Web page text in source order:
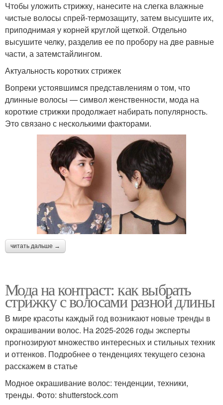
Чтобы уложить стрижку, нанесите на слегка влажные
чистые волосы спрей-термозащиту, затем высушите их,
приподнимая у корней круглой щеткой. Отдельно
высушите челку, разделив ее по пробору на две равные
части, а затемстайлингом.
Актуальность коротких стрижек
Вопреки устоявшимся представлениям о том, что
длинные волосы — символ женственности, мода на
короткие стрижки продолжает набирать популярность.
Это связано с несколькими факторами.
читать дальше →
Мода на контраст: как выбрать
стрижку с волосами разной длины
В мире красоты каждый год возникают новые тренды в
окрашивании волос. На 2025-2026 годы эксперты
прогнозируют множество интересных и стильных техник
и оттенков. Подробнее о тенденциях текущего сезона
расскажем в статье
Модное окрашивание волос: тенденции, техники,
тренды. Фото: shutterstock.com